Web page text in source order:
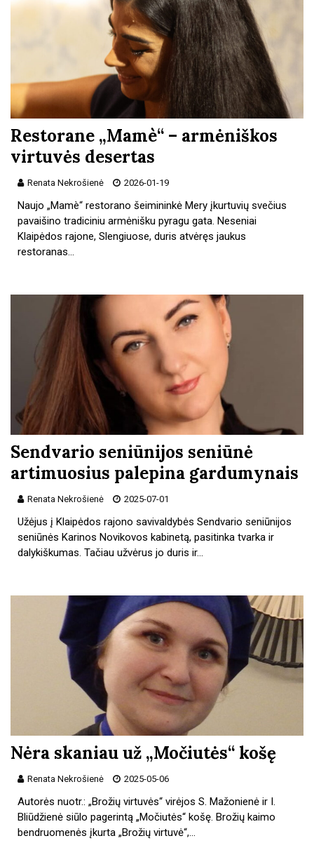
Restorane „Mamè“ – armėniškos
virtuvės desertas
Renata Nekrošienė 2026-01-19
Naujo „Mamè“ restorano šeimininkė Mery įkurtuvių svečius
pavaišino tradiciniu armėnišku pyragu gata. Neseniai
Klaipėdos rajone, Slengiuose, duris atvėręs jaukus
restoranas…
Sendvario seniūnijos seniūnė
artimuosius palepina gardumynais
Renata Nekrošienė 2025-07-01
Užėjus į Klaipėdos rajono savivaldybės Sendvario seniūnijos
seniūnės Karinos Novikovos kabinetą, pasitinka tvarka ir
dalykiškumas. Tačiau užvėrus jo duris ir…
Nėra skaniau už „Močiutės“ košę
Renata Nekrošienė 2025-05-06
Autorės nuotr.: „Brožių virtuvės“ virėjos S. Mažonienė ir I.
Bliūdžienė siūlo pagerintą „Močiutės“ košę. Brožių kaimo
bendruomenės įkurta „Brožių virtuvė“,…